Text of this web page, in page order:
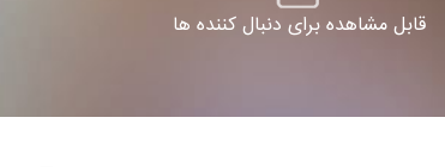
قابل مشاهده برای دنبال کننده ها